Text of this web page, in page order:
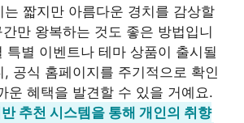
는 짧지만 아름다운 경치를 감상할
만 왕복하는 것도 좋은 방법입니
특별 이벤트나 테마 상품이 출시될
, 공식 홈페이지를 주기적으로 확인
운 혜택을 발견할 수 있을 거예요.
추천 시스템을 통해 개인의 취향